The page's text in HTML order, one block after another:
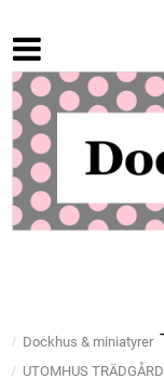
Dockhus & miniatyrer
UTOMHUS TRÄDGÅRD